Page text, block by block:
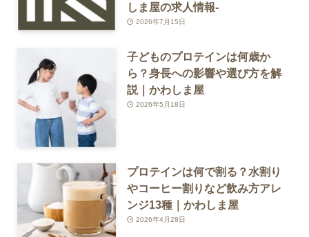
しま屋の求人情報-
2026年7月15日
子どものプロテインは何歳か
ら？身長への影響や選び方を解
説｜かわしま屋
2026年5月18日
プロテインは何で割る？水割り
やコーヒー割りなど飲み方アレ
ンジ13種｜かわしま屋
2026年4月28日